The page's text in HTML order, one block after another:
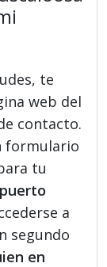
te
web del
contacto.
formulario
tu
a
segundo
en